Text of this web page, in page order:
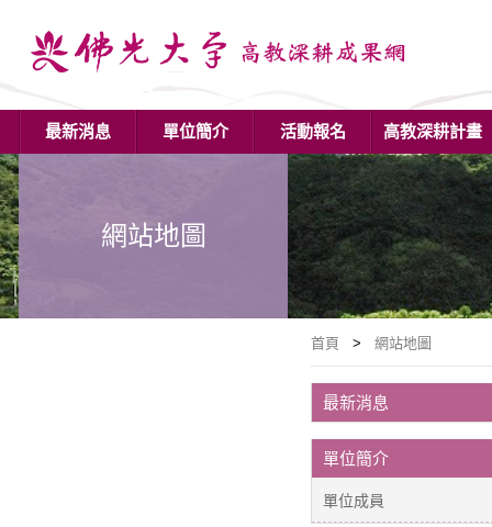
最新消息 單位簡介 活動報名 高教深耕計畫
網站地圖
首頁 > 網站地圖
最新消息
單位簡介
單位成員